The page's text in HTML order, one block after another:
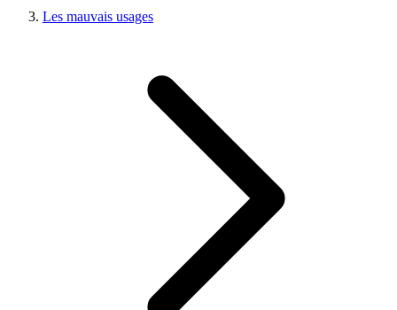
Les mauvais usages